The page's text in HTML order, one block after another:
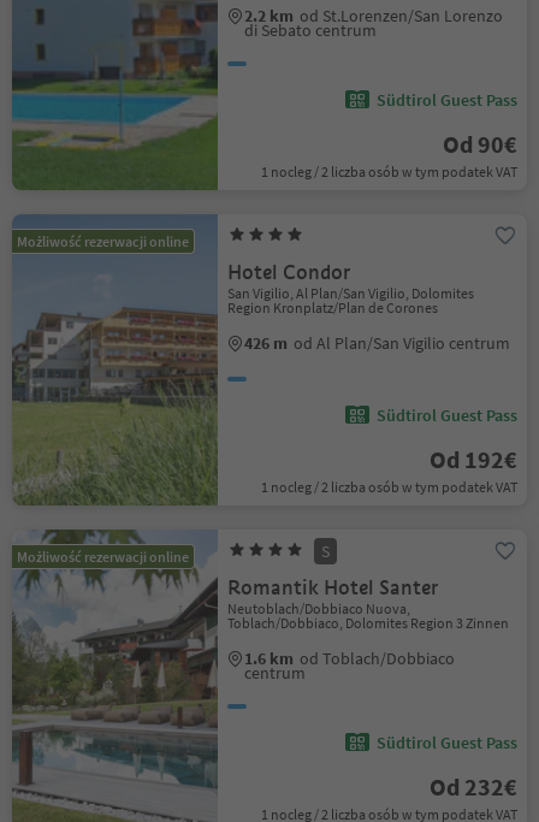
2.2 km od St.Lorenzen/San Lorenzo
di Sebato centrum
Südtirol Guest Pass
Od 90€
1 nocleg / 2 liczba osób w tym podatek VAT
Możliwość rezerwacji online
Hotel Condor
San Vigilio, Al Plan/San Vigilio, Dolomites
Region Kronplatz/Plan de Corones
426 m od Al Plan/San Vigilio centrum
Südtirol Guest Pass
Od 192€
1 nocleg / 2 liczba osób w tym podatek VAT
Możliwość rezerwacji online S
Romantik Hotel Santer
Neutoblach/Dobbiaco Nuova,
Toblach/Dobbiaco, Dolomites Region 3 Zinnen
1.6 km od Toblach/Dobbiaco
centrum
Südtirol Guest Pass
Od 232€
1 nocleg / 2 liczba osób w tym podatek VAT